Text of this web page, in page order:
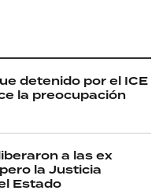
detenido por el ICE
la preocupación
a las ex
la Justicia
Estado